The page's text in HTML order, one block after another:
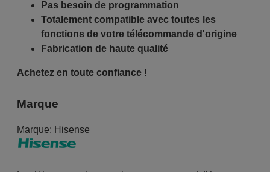
Pas besoin de programmation
Totalement compatible avec toutes les
fonctions de votre télécommande d'origine
Fabrication de haute qualité
Achetez en toute confiance !
Marque
Marque: Hisense